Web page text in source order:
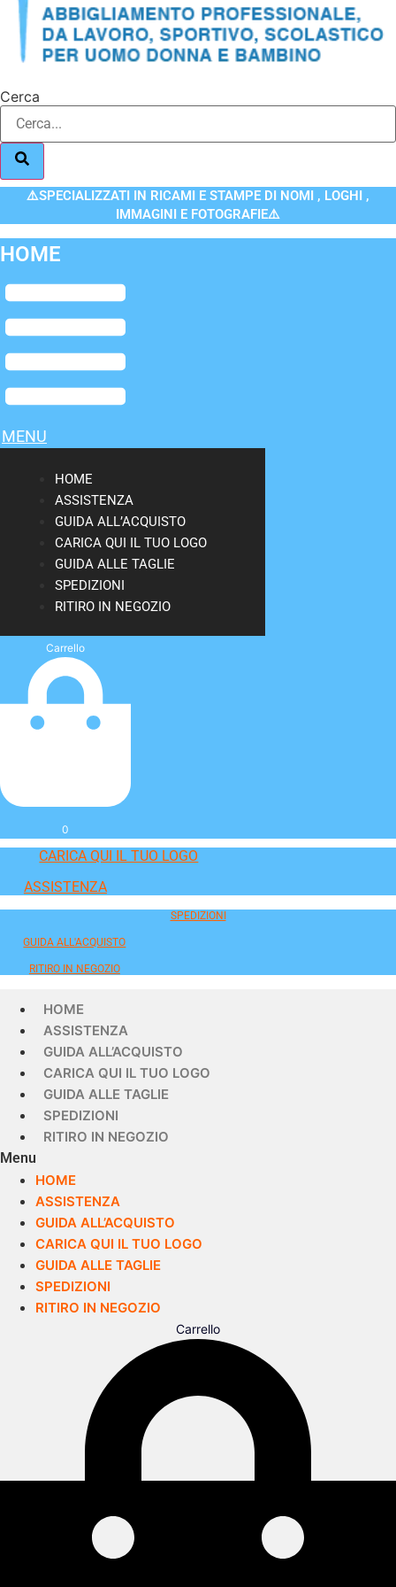
Cerca
⚠️SPECIALIZZATI IN RICAMI E STAMPE DI NOMI , LOGHI ,
IMMAGINI E FOTOGRAFIE⚠️
HOME
Flyout
Menu
MENU
HOME
ASSISTENZA
GUIDA ALL’ACQUISTO
CARICA QUI IL TUO LOGO
GUIDA ALLE TAGLIE
SPEDIZIONI
RITIRO IN NEGOZIO
Carrello
0
CARICA QUI IL TUO LOGO
ASSISTENZA
SPEDIZIONI
GUIDA ALL'ACQUISTO
RITIRO IN NEGOZIO
HOME
ASSISTENZA
GUIDA ALL’ACQUISTO
CARICA QUI IL TUO LOGO
GUIDA ALLE TAGLIE
SPEDIZIONI
RITIRO IN NEGOZIO
Menu
HOME
ASSISTENZA
GUIDA ALL’ACQUISTO
CARICA QUI IL TUO LOGO
GUIDA ALLE TAGLIE
SPEDIZIONI
RITIRO IN NEGOZIO
Carrello